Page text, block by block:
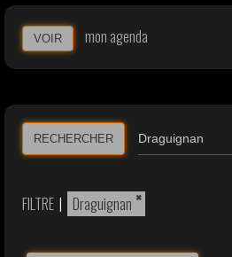
VOIR mon agenda
RECHERCHER
FILTRE | ×
Draguignan